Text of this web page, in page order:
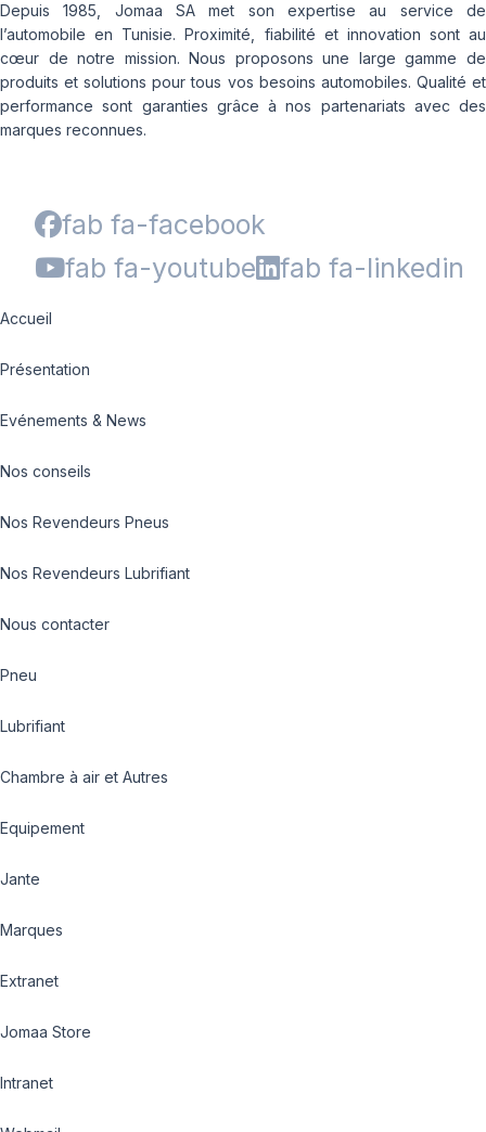
Depuis 1985, Jomaa SA met son expertise au service de
l’automobile en Tunisie. Proximité, fiabilité et innovation sont au
cœur de notre mission. Nous proposons une large gamme de
produits et solutions pour tous vos besoins automobiles. Qualité et
performance sont garanties grâce à nos partenariats avec des
marques reconnues.
fab fa-facebook
fab fa-youtube
fab fa-linkedin
Accueil
Présentation
Evénements & News
Nos conseils
Nos Revendeurs Pneus
Nos Revendeurs Lubrifiant
Nous contacter
Pneu
Lubrifiant
Chambre à air et Autres
Equipement
Jante
Marques
Extranet
Jomaa Store
Intranet